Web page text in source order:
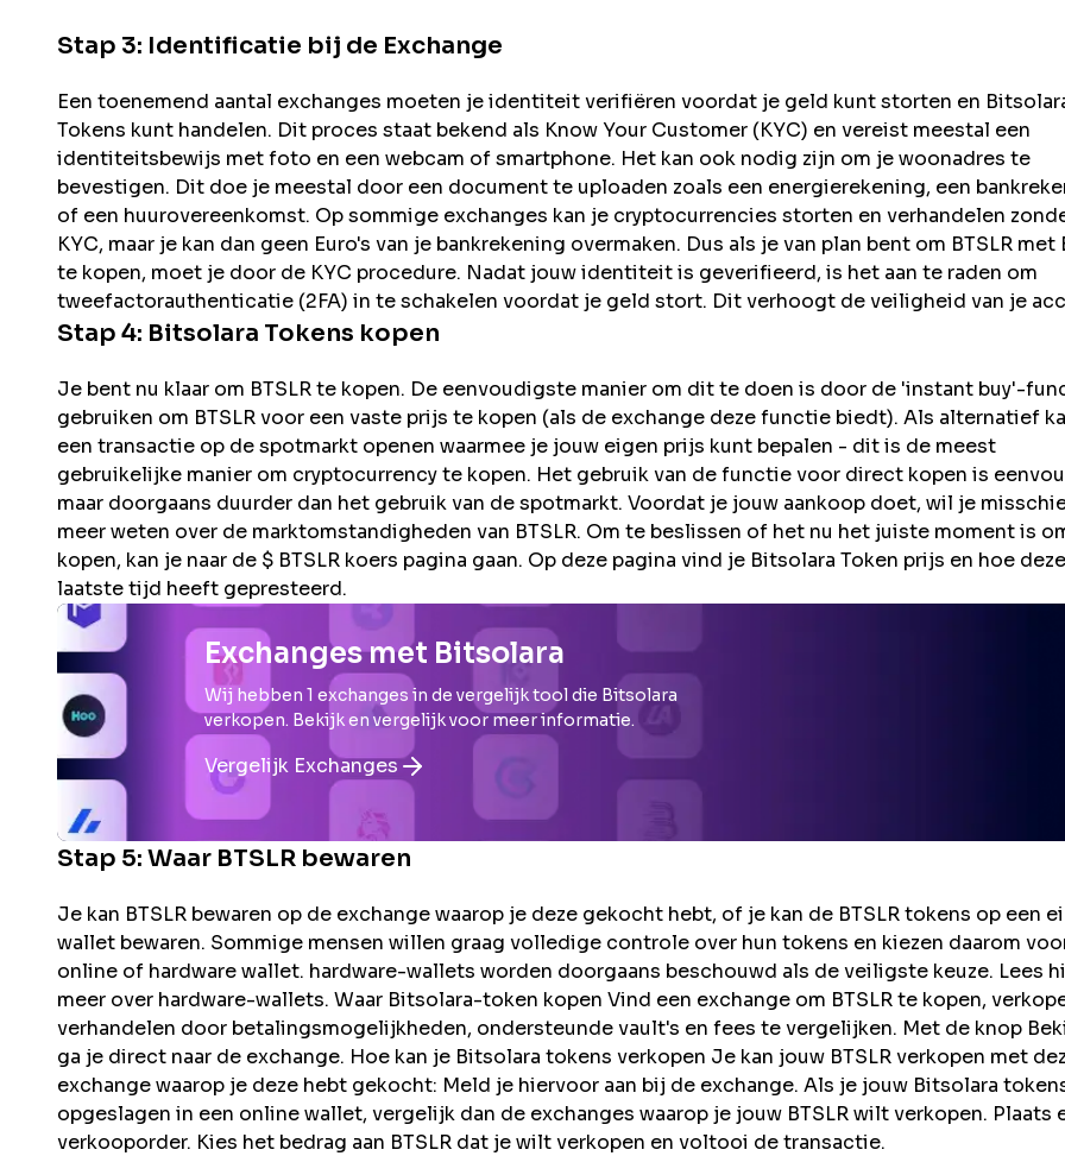
Stap 3: Identificatie bij de Exchange
Een toenemend aantal exchanges moeten je identiteit verifiëren voordat je geld kunt storten en
Tokens kunt handelen. Dit proces staat bekend als Know Your Customer (KYC) en vereist meestal een
identiteitsbewijs met foto en een webcam of smartphone. Het kan ook nodig zijn om je woonadres te
bevestigen. Dit doe je meestal door een document te uploaden zoals een energierekening, een
of een huurovereenkomst. Op sommige exchanges kan je cryptocurrencies storten en verhandelen
KYC, maar je kan dan geen Euro's van je bankrekening overmaken. Dus als je van plan bent om BTSLR met
te kopen, moet je door de KYC procedure. Nadat jouw identiteit is geverifieerd, is het aan te raden om
tweefactorauthenticatie (2FA) in te schakelen voordat je geld stort. Dit verhoogt de veiligheid van je
Stap 4: Bitsolara Tokens kopen
Je bent nu klaar om BTSLR te kopen. De eenvoudigste manier om dit te doen is door de 'instant buy'-
gebruiken om BTSLR voor een vaste prijs te kopen (als de exchange deze functie biedt). Als alternatief
een transactie op de spotmarkt openen waarmee je jouw eigen prijs kunt bepalen - dit is de meest
gebruikelijke manier om cryptocurrency te kopen. Het gebruik van de functie voor direct kopen is
maar doorgaans duurder dan het gebruik van de spotmarkt. Voordat je jouw aankoop doet, wil je
meer weten over de marktomstandigheden van BTSLR. Om te beslissen of het nu het juiste moment is
kopen, kan je naar de $ BTSLR koers pagina gaan. Op deze pagina vind je Bitsolara Token prijs en hoe
laatste tijd heeft gepresteerd.
Exchanges met Bitsolara
Wij hebben 1 exchanges in de vergelijk tool die Bitsolara
verkopen. Bekijk en vergelijk voor meer informatie.
Vergelijk Exchanges
Stap 5: Waar BTSLR bewaren
Je kan BTSLR bewaren op de exchange waarop je deze gekocht hebt, of je kan de BTSLR tokens op een
wallet bewaren. Sommige mensen willen graag volledige controle over hun tokens en kiezen daarom
online of hardware wallet. hardware-wallets worden doorgaans beschouwd als de veiligste keuze. Lees
meer over hardware-wallets. Waar Bitsolara-token kopen Vind een exchange om BTSLR te kopen,
verhandelen door betalingsmogelijkheden, ondersteunde vault's en fees te vergelijken. Met de knop
ga je direct naar de exchange. Hoe kan je Bitsolara tokens verkopen Je kan jouw BTSLR verkopen met
exchange waarop je deze hebt gekocht: Meld je hiervoor aan bij de exchange. Als je jouw Bitsolara
opgeslagen in een online wallet, vergelijk dan de exchanges waarop je jouw BTSLR wilt verkopen. Plaats
verkooporder. Kies het bedrag aan BTSLR dat je wilt verkopen en voltooi de transactie.